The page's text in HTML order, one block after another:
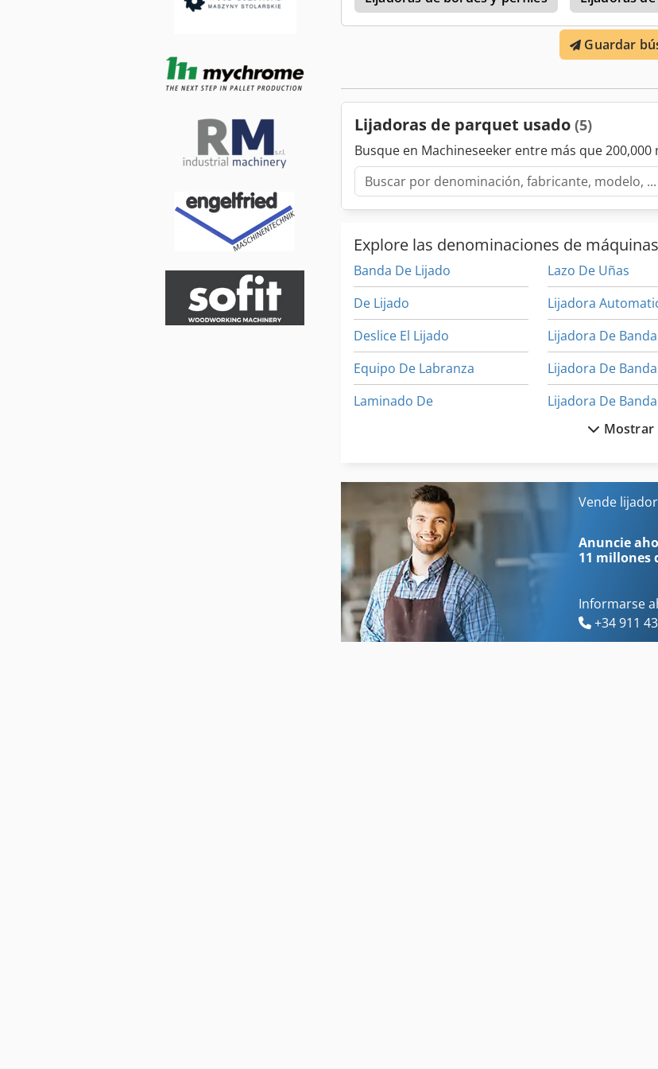
precio indicado en la subasta no incluye el IVA
Guardar
Lijadoras de parquet usado (5)
Busque en Machineseeker entre más que 200,000
Explore las denominaciones de
Banda De Lijado
De Lijado
Deslice El Lijado
Equipo De Labranza
Laminado De
Laminadora De Mesa
Lavadora De Piezas
Lazo De Uñas
Lijadora
Lijadora De Banda
Lijadora De
Lijadora De
Lijadora De
Mostrar
Vende
Anuncie
11 millones
Informarse
+34 911